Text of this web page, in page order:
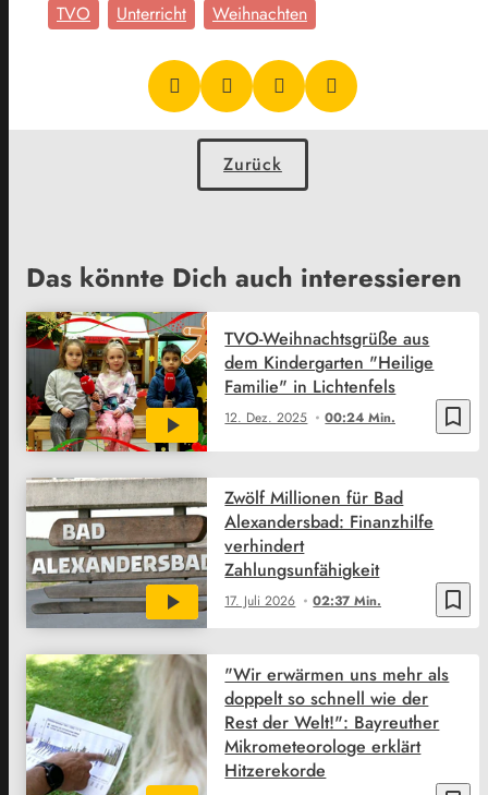
TVO
Unterricht Weihnachten
Zurück
Das könnte Dich auch interessieren
bookmark_border
12. Dez. 2025 00:24 Min.
TVO-Weihnachtsgrüße aus
dem Kindergarten "Heilige
Familie" in Lichtenfels
bookmark_border
17. Juli 2026 02:37 Min.
Zwölf Millionen für Bad
Alexandersbad: Finanzhilfe
verhindert
Zahlungsunfähigkeit
"Wir erwärmen uns mehr als
doppelt so schnell wie der
Rest der Welt!": Bayreuther
Mikrometeorologe erklärt
Hitzerekorde